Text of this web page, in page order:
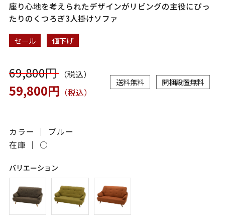
座り心地を考えられたデザインがリビングの主役にぴっ
たりのくつろぎ3人掛けソファ
セール 値下げ
69,800円（税込）
59,800円 （税込）
送料無料 開梱設置無料
カラー ｜ ブルー
在庫 ｜ ○
バリエーション